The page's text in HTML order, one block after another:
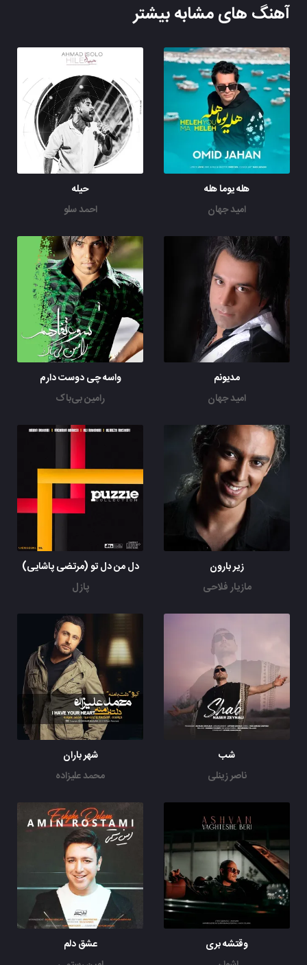
آهنگ های مشابه بیشتر
هله یوما هله
امید جهان
حیله
احمد سلو
مدیونم
امید جهان
واسه چی دوست دارم
رامین بی‌باک
زیر بارون
مازیار فلاحی
دل من دل تو (مرتضی پاشایی)
پازل
شب
ناصر زینلی
شهر باران
محمد علیزاده
وقتشه بری
عشق دلم